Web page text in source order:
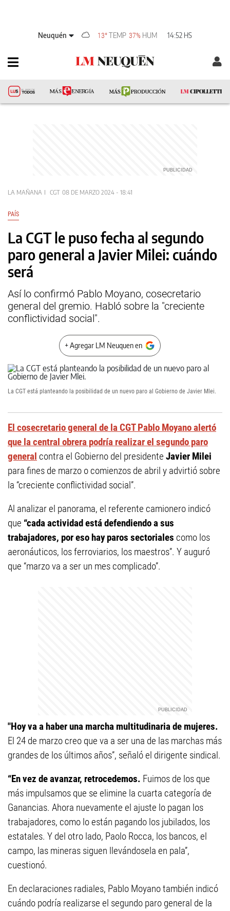
Neuquén 13°TEMP 37% HUM 14:52 HS
LA MAÑANA CGT 08 DE MARZO 2024 - 18:41
PAÍS
La CGT le puso fecha al segundo
paro general a Javier Milei: cuándo
será
Así lo confirmó Pablo Moyano, cosecretario
general del gremio. Habló sobre la "creciente
conflictividad social".
+ Agregar LM Neuquen en
La CGT está planteando la posibilidad de un nuevo paro al Gobierno de Javier Mlei.
El cosecretario general de la CGT Pablo Moyano alertó
que la central obrera podría realizar el segundo paro
general contra el Gobierno del presidente Javier Milei
para fines de marzo o comienzos de abril y advirtió sobre
la “creciente conflictividad social”.
Al analizar el panorama, el referente camionero indicó
que “cada actividad está defendiendo a sus
trabajadores, por eso hay paros sectoriales como los
aeronáuticos, los ferroviarios, los maestros”. Y auguró
que “marzo va a ser un mes complicado”.
"Hoy va a haber una marcha multitudinaria de mujeres.
El 24 de marzo creo que va a ser una de las marchas más
grandes de los últimos años”, señaló el dirigente sindical.
“En vez de avanzar, retrocedemos. Fuimos de los que
más impulsamos que se elimine la cuarta categoría de
Ganancias. Ahora nuevamente el ajuste lo pagan los
trabajadores, como lo están pagando los jubilados, los
estatales. Y del otro lado, Paolo Rocca, los bancos, el
campo, las mineras siguen llevándosela en pala”,
cuestionó.
En declaraciones radiales, Pablo Moyano también indicó
cuándo podría realizarse el segundo paro general de la